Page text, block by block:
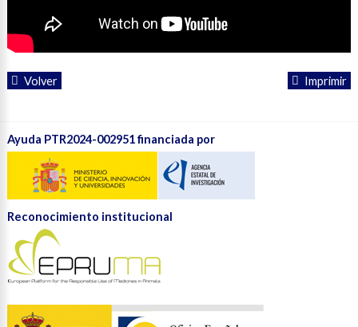
Volver Imprimir
Ayuda PTR2024-002951 financiada por
Reconocimiento institucional